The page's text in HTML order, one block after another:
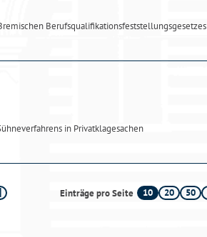
Berufsqualifikationsfeststellungsgesetzes
in Privatklagesachen
Einträge pro Seite 10 20 50